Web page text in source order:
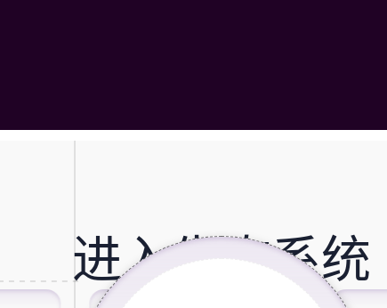
进入生态系统